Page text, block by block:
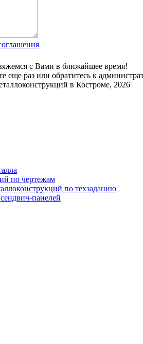
с Вами в ближайшее время!
раз или обратитесь к
в Костроме, 2026
по чертежам
по техзаданию
панелей